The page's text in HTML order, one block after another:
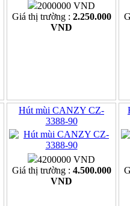
2000000 VND
Giá thị trường : 2.250.000
VND
Hút mùi CANZY CZ-
3388-90
4200000 VND
Giá thị trường : 4.500.000
VND